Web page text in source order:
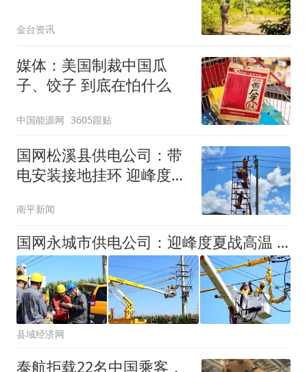
金台资讯
媒体：美国制裁中国瓜
子、饺子 到底在怕什么
中国能源网 3605跟贴
国网松溪县供电公司：带
电安装接地挂环 迎峰度夏
南平新闻
国网永城市供电公司：迎峰度夏战高温 全力保供护民生
县域经济网
泰航拒载22名中国乘客，